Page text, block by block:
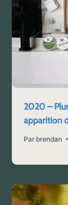
2020 –
apparition
Par brendan